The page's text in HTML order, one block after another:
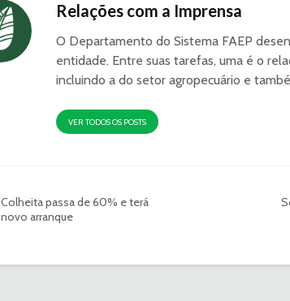
Relações com a Imprensa
O Departamento do Sistema FAEP
entidade. Entre suas tarefas, uma é o
incluindo a do setor agropecuário e
VER TODOS OS POSTS
Colheita passa de 60% e terá
novo arranque